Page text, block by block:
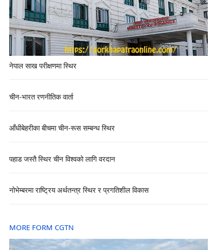
नेपाल साख परीक्षणमा स्थिर
चीन-भारत रणनीतिक वार्ता
आँधीबेहरीका बीचमा चीन-रूस सम्बन्ध स्थिर
पहाड जस्तै स्थिर चीन विश्वको लागि वरदान
नोभेम्बरमा राष्ट्रिय अर्थतन्त्र स्थिर र प्रगतिशील विकास
MORE FORM CGTN